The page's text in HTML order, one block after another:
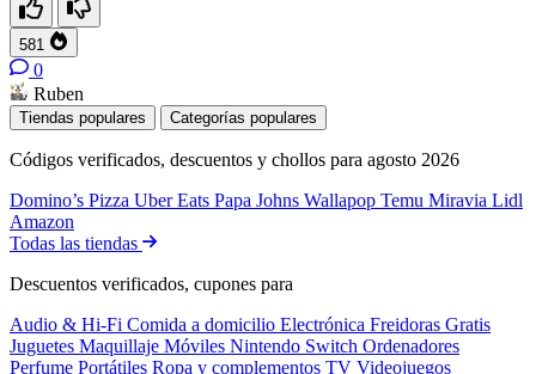
581
0
Ruben
Tiendas populares Categorías populares
Códigos verificados, descuentos y chollos para agosto 2026
Domino’s Pizza Uber Eats Papa Johns Wallapop Temu Miravia Lidl
Amazon
Todas las tiendas
Descuentos verificados, cupones para
Audio & Hi-Fi Comida a domicilio Electrónica Freidoras Gratis
Juguetes Maquillaje Móviles Nintendo Switch Ordenadores
Perfume Portátiles Ropa y complementos TV Videojuegos